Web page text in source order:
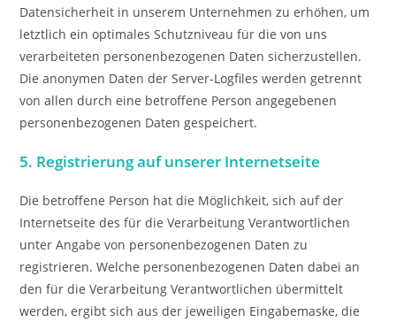
Datensicherheit in unserem Unternehmen zu erhöhen, um
letztlich ein optimales Schutzniveau für die von uns
verarbeiteten personenbezogenen Daten sicherzustellen.
Die anonymen Daten der Server-Logfiles werden getrennt
von allen durch eine betroffene Person angegebenen
personenbezogenen Daten gespeichert.
5. Registrierung auf unserer Internetseite
Die betroffene Person hat die Möglichkeit, sich auf der
Internetseite des für die Verarbeitung Verantwortlichen
unter Angabe von personenbezogenen Daten zu
registrieren. Welche personenbezogenen Daten dabei an
den für die Verarbeitung Verantwortlichen übermittelt
werden, ergibt sich aus der jeweiligen Eingabemaske, die